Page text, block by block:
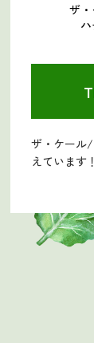
ザ
ザ・ケール
えています！